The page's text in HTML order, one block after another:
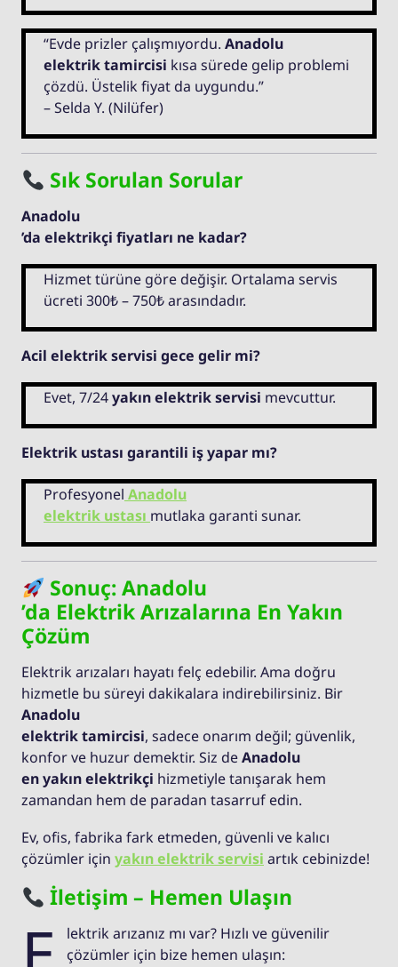
“Evde prizler çalışmıyordu. Anadolu
elektrik tamircisi kısa sürede gelip problemi
çözdü. Üstelik fiyat da uygundu.”
– Selda Y. (Nilüfer)
Sık Sorulan Sorular
Anadolu
’da elektrikçi fiyatları ne kadar?
Hizmet türüne göre değişir. Ortalama servis
ücreti 300₺ – 750₺ arasındadır.
Acil elektrik servisi gece gelir mi?
Evet, 7/24yakın elektrik servisi mevcuttur.
Elektrik ustası garantili iş yapar mı?
Profesyonel Anadolu
elektrik ustası mutlaka garanti sunar.
Sonuç: Anadolu
’da Elektrik Arızalarına En Yakın
Çözüm
Elektrik arızaları hayatı felç edebilir. Ama doğru
hizmetle bu süreyi dakikalara indirebilirsiniz. Bir
Anadolu
elektrik tamircisi, sadece onarım değil; güvenlik,
konfor ve huzur demektir. Siz deAnadolu
en yakın elektrikçi hizmetiyle tanışarak hem
zamandan hem de paradan tasarruf edin.
Ev, ofis, fabrika fark etmeden, güvenli ve kalıcı
çözümler için yakın elektrik servisi artık cebinizde!
İletişim – Hemen Ulaşın
lektrik arızanız mı var? Hızlı ve güvenilir
çözümler için bize hemen ulaşın: